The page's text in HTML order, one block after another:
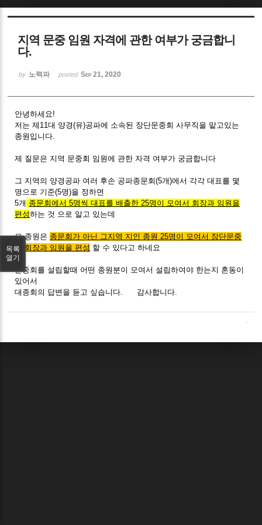
지역 문중 임원 자격에 관한 여부가 궁금합니
다.
by 노력파 posted Sep 21, 2020
안녕하세요!
저는 제11대 양경(유)공파에 소속된 장단문중회 사무직을 맡고있는
종원입니다.
제 질문은 지역 문중회 임원에 관한 자격 여부가 궁금합니다
그 지역의 양경공파 여러 후손 공파종문회(5개)에서 각각 대표를 몇
명으로 기준(5명)을 정하면
5개 종문회에서 5명씩 대표를 배출한 25명이 모여서 회장과 임원을
편성하는 것 으로 알고 있는데
모 종원은 종문회가 아닌 그지역 지인 종원 25명이 모여서 장단문중
회 회장과 임원을 편성 할 수 있다고 하네요
문중회를 설립할때 어떤 종원분이 모여서 설립하여야 한는지 혼동이
있어서
대종회의 답변을 듣고 싶습니다. 감사합니다.
목록
열기
Sketchbook5, 스케치북5
Sketchbook5, 스케치북5